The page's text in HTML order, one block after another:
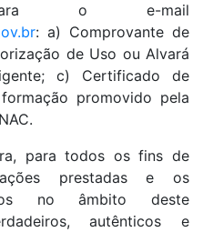
o e-mail
: a) Comprovante de
de Uso ou Alvará
c) Certificado de
promovido pela
para todos os fins de
prestadas e os
no âmbito deste
autênticos e